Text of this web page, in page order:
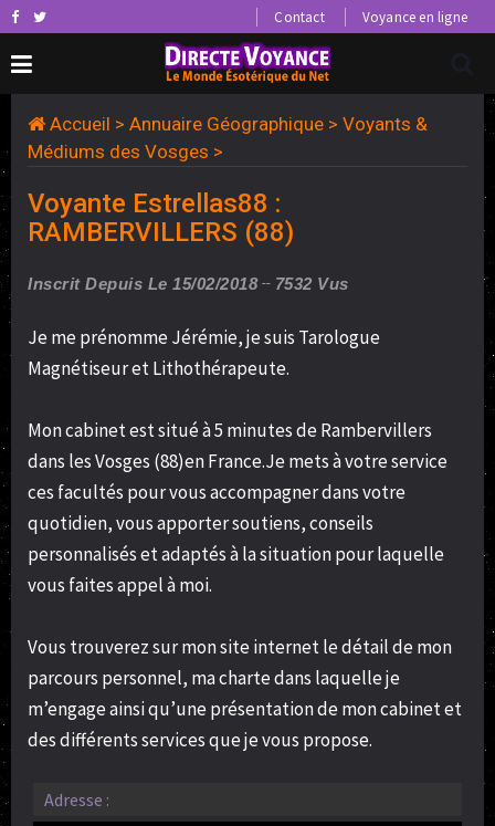
Contact Voyance en ligne
Accueil > Annuaire Géographique > Voyants &
Médiums des Vosges >
Voyante Estrellas88 :
RAMBERVILLERS (88)
Inscrit Depuis Le 15/02/2018 7532 Vus
Je me prénomme Jérémie, je suis Tarologue
Magnétiseur et Lithothérapeute.
Mon cabinet est situé à 5 minutes de Rambervillers
dans les Vosges (88)en France.Je mets à votre service
ces facultés pour vous accompagner dans votre
quotidien, vous apporter soutiens, conseils
personnalisés et adaptés à la situation pour laquelle
vous faites appel à moi.
Vous trouverez sur mon site internet le détail de mon
parcours personnel, ma charte dans laquelle je
m’engage ainsi qu’une présentation de mon cabinet et
des différents services que je vous propose.
Adresse :